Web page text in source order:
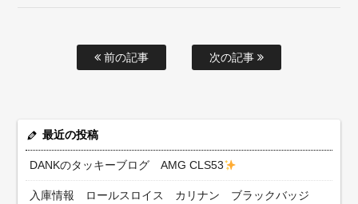
前の記事 次の記事
最近の投稿
DANKのタッキーブログ AMG CLS53
入庫情報 ロールスロイス カリナン ブラックバッジ